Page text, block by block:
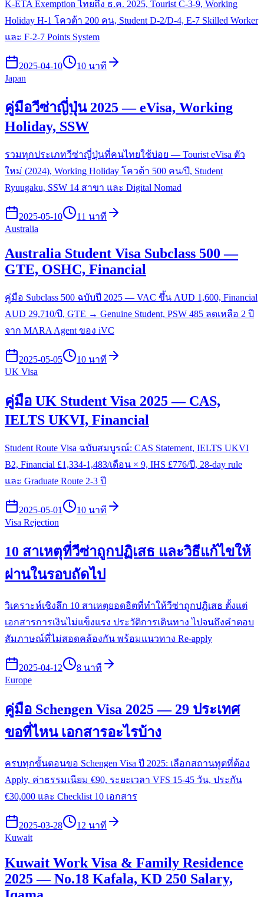
K-ETA Exemption ไทยถึง ธ.ค. 2025, Tourist C-3-9, Working
Holiday H-1 โควต้า 200 คน, Student D-2/D-4, E-7 Skilled Worker
และ F-2-7 Points System
2025-04-10
10 นาที
Japan
คู่มือวีซ่าญี่ปุ่น 2025 — eVisa, Working
Holiday, SSW
รวมทุกประเภทวีซ่าญี่ปุ่นที่คนไทยใช้บ่อย — Tourist eVisa ตัว
ใหม่ (2024), Working Holiday โควต้า 500 คน/ปี, Student
Ryuugaku, SSW 14 สาขา และ Digital Nomad
2025-05-10
11 นาที
Australia
Australia Student Visa Subclass 500 —
GTE, OSHC, Financial
คู่มือ Subclass 500 ฉบับปี 2025 — VAC ขึ้น AUD 1,600, Financial
AUD 29,710/ปี, GTE → Genuine Student, PSW 485 ลดเหลือ 2 ปี
จาก MARA Agent ของ iVC
2025-05-05
10 นาที
UK Visa
คู่มือ UK Student Visa 2025 — CAS,
IELTS UKVI, Financial
Student Route Visa ฉบับสมบูรณ์: CAS Statement, IELTS UKVI
B2, Financial £1,334-1,483/เดือน × 9, IHS £776/ปี, 28-day rule
และ Graduate Route 2-3 ปี
2025-05-01
10 นาที
Visa Rejection
10 สาเหตุที่วีซ่าถูกปฏิเสธ และวิธีแก้ไขให้
ผ่านในรอบถัดไป
วิเคราะห์เชิงลึก 10 สาเหตุยอดฮิตที่ทำให้วีซ่าถูกปฏิเสธ ตั้งแต่
เอกสารการเงินไม่แข็งแรง ประวัติการเดินทาง ไปจนถึงคำตอบ
สัมภาษณ์ที่ไม่สอดคล้องกัน พร้อมแนวทาง Re-apply
2025-04-12
8 นาที
Europe
คู่มือ Schengen Visa 2025 — 29 ประเทศ
ขอที่ไหน เอกสารอะไรบ้าง
ครบทุกขั้นตอนขอ Schengen Visa ปี 2025: เลือกสถานทูตที่ต้อง
Apply, ค่าธรรมเนียม €90, ระยะเวลา VFS 15-45 วัน, ประกัน
€30,000 และ Checklist 10 เอกสาร
2025-03-28
12 นาที
Kuwait
Kuwait Work Visa & Family Residence
2025 — No.18 Kafala, KD 250 Salary,